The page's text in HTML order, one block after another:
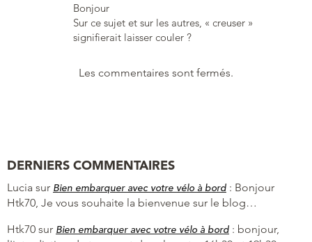
Bonjour
Sur ce sujet et sur les autres, « creuser »
signifierait laisser couler ?
Les commentaires sont fermés.
DERNIERS COMMENTAIRES
Lucia sur Bien embarquer avec votre vélo à bord : Bonjour
Htk70, Je vous souhaite la bienvenue sur le blog…
Htk70 sur Bien embarquer avec votre vélo à bord : bonjour,